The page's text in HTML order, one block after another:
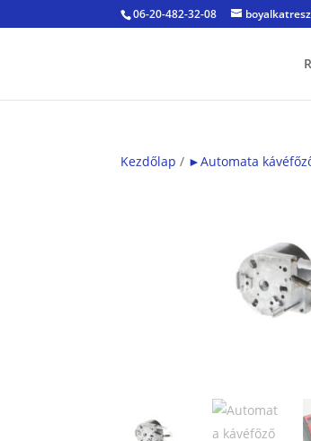
06-20-482-32-08
Kezdőlap / ►Automata